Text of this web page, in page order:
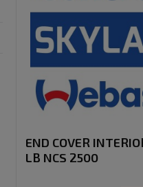
END COVER
LB NCS 2500